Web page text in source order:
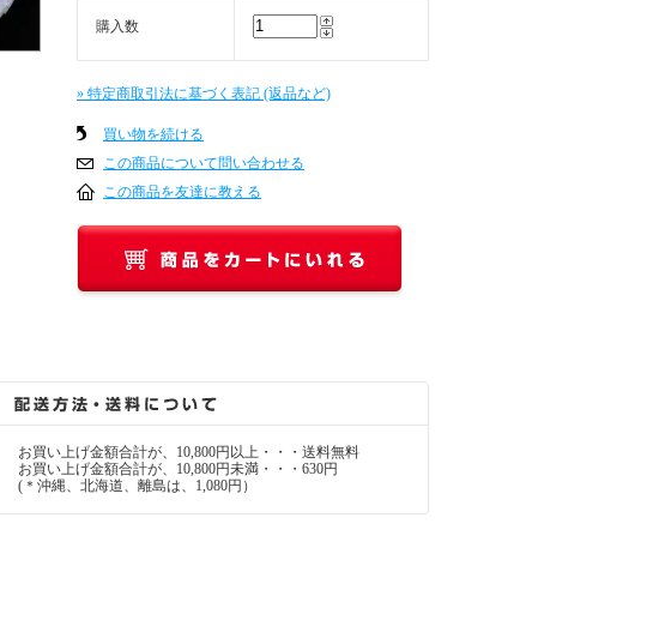
購入数
» 特定商取引法に基づく表記 (返品など)
買い物を続ける
この商品について問い合わせる
この商品を友達に教える
お買い上げ金額合計が、10,800円以上・・・送料無料
お買い上げ金額合計が、10,800円未満・・・630円
(＊沖縄、北海道、離島は、1,080円）